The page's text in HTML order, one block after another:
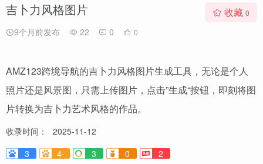
吉卜力风格图片
9个月前发布 22 0 0
收藏 0
AMZ123跨境导航的吉卜力风格图片生成工具，无论是个人
照片还是风景图，只需上传图片，点击”生成“按钮，即刻将图
片转换为吉卜力艺术风格的作品。
收录时间：
2025-11-12
3
4- 3 0 2